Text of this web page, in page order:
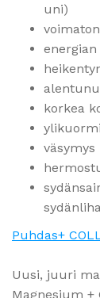
uni)
korkea
väsymys
Puhdas+
Uusi, juuri
Magnesium